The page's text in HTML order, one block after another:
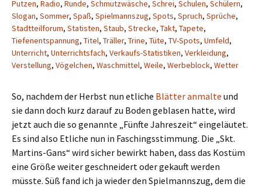
Putzen, Radio, Runde, Schmutzwäsche, Schrei, Schulen, Schülern,
Slogan, Sommer, Spaß, Spielmannszug, Spots, Spruch, Sprüche,
Stadtteilforum, Statisten, Staub, Strecke, Takt, Tapete,
Tiefenentspannung, Titel, Träller, Trine, Tüte, TV-Spots, Umfeld,
Unterricht, Unterrichtsfach, Verkaufs-Statistiken, Verkleidung,
Verstellung, Vögelchen, Waschmittel, Weile, Werbeblock, Wetter
So, nachdem der Herbst nun etliche Blätter anmalte und
sie dann doch kurz darauf zu Boden geblasen hatte, wird
jetzt auch die so genannte „Fünfte Jahreszeit“ eingeläutet.
Es sind also Etliche nun in Faschingsstimmung. Die „Skt.
Martins-Gans“ wird sicher bewirkt haben, dass das Kostüm
eine Größe weiter geschneidert oder gekauft werden
müsste. Süß fand ich ja wieder den Spielmannszug, dem die